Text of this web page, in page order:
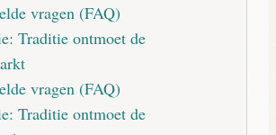
vragen (FAQ)
Traditie ontmoet de
vragen (FAQ)
Traditie ontmoet de